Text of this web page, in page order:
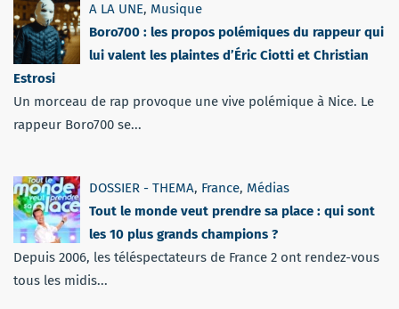
A LA UNE, Musique
Boro700 : les propos polémiques du rappeur qui
lui valent les plaintes d’Éric Ciotti et Christian
Estrosi
Un morceau de rap provoque une vive polémique à Nice. Le
rappeur Boro700 se...
DOSSIER - THEMA, France, Médias
Tout le monde veut prendre sa place : qui sont
les 10 plus grands champions ?
Depuis 2006, les téléspectateurs de France 2 ont rendez-vous
tous les midis...